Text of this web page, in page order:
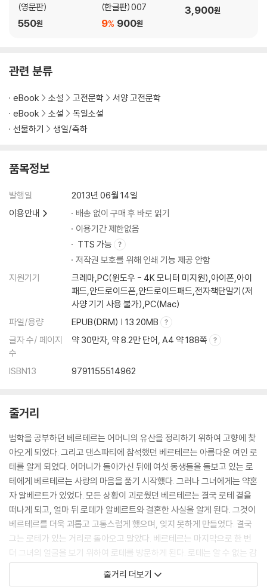
(영문판)
550원
(한글판) 007
900원
9%
3,900원
관련 분류
eBook 소설 고전문학
서양 고전문학
eBook
소설
독일소설
선물하기
생일/축하
품목정보
발행일
2013년 06월 14일
이용안내
배송 없이 구매 후 바로 읽기
이용기간 제한없음
TTS 가능
저작권 보호를 위해 인쇄 기능 제공 안함
지원기기
크레마,PC(윈도우 - 4K 모니터 미지원),아이폰,아이
패드,안드로이드폰,안드로이드패드,전자책단말기(저
사양 기기 사용 불가),PC(Mac)
파일/용량
EPUB(DRM) | 13.20MB
글자 수/ 페이지
수
약 30만자, 약 8.2만 단어, A4 약 188쪽
ISBN13 9791155514962
줄거리
법학을 공부하던 베르테르는 어머니의 유산을 정리하기 위하여 고향에 찾
아오게 되었다. 그리고 댄스파티에 참석했던 베르테르는 아름다운 여인 로
테를 알게 되었다. 어머니가 돌아가신 뒤에 여섯 동생들을 돌보고 있는 로
테에게 베르테르는 사랑의 마음을 품기 시작했다. 그러나 그녀에게는 약혼
자 알베르트가 있었다. 모든 상황이 괴로웠던 베르테르는 결국 로테 곁을
떠나게 되고, 얼마 뒤 로테가 알베르트와 결혼한 사실을 알게 된다. 그것이
베르테르를 더욱 괴롭고 고통스럽게 했으며, 잊지 못하게 만들었다. 결국
그는 로테가 있는 거리로 돌아오고 말았다. 베르테르는 마지막으로 한 번
더 그녀의 얼굴을 보기 위하여 로테를 방문하게 된다. 로테는 알 수 없는 감
정에 휩싸여 베르테르의 손을 뿌리친 뒤 옆방으로 피해 버린다. 그 다음 날
베르테르는 사랑의 순수성을 그대로 지니기 위하여 권총 자살로 생을 마감
줄거리 더보기